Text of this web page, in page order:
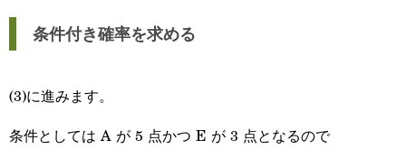
{6^4}+\cfrac{2}
{6^4}=\cfrac{79}
条件付き確率を求める
(3)に進みます。
条件としては A が 5 点かつ E が 3 点となるので